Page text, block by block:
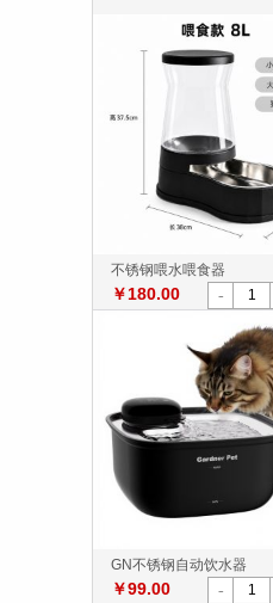
不锈钢喂水喂食器
￥180.00 -
GN不锈钢自动饮水器
￥99.00 -